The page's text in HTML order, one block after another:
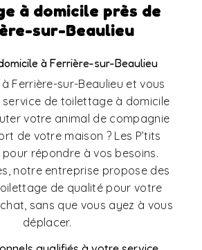
à domicile près de
sur-Beaulieu
à Ferrière-sur-Beaulieu
Ferrière-sur-Beaulieu et vous
service de toilettage à domicile
votre animal de compagnie
de votre maison ? Les P’tits
pour répondre à vos besoins.
notre entreprise propose des
de qualité pour votre
sans que vous ayez à vous
déplacer.